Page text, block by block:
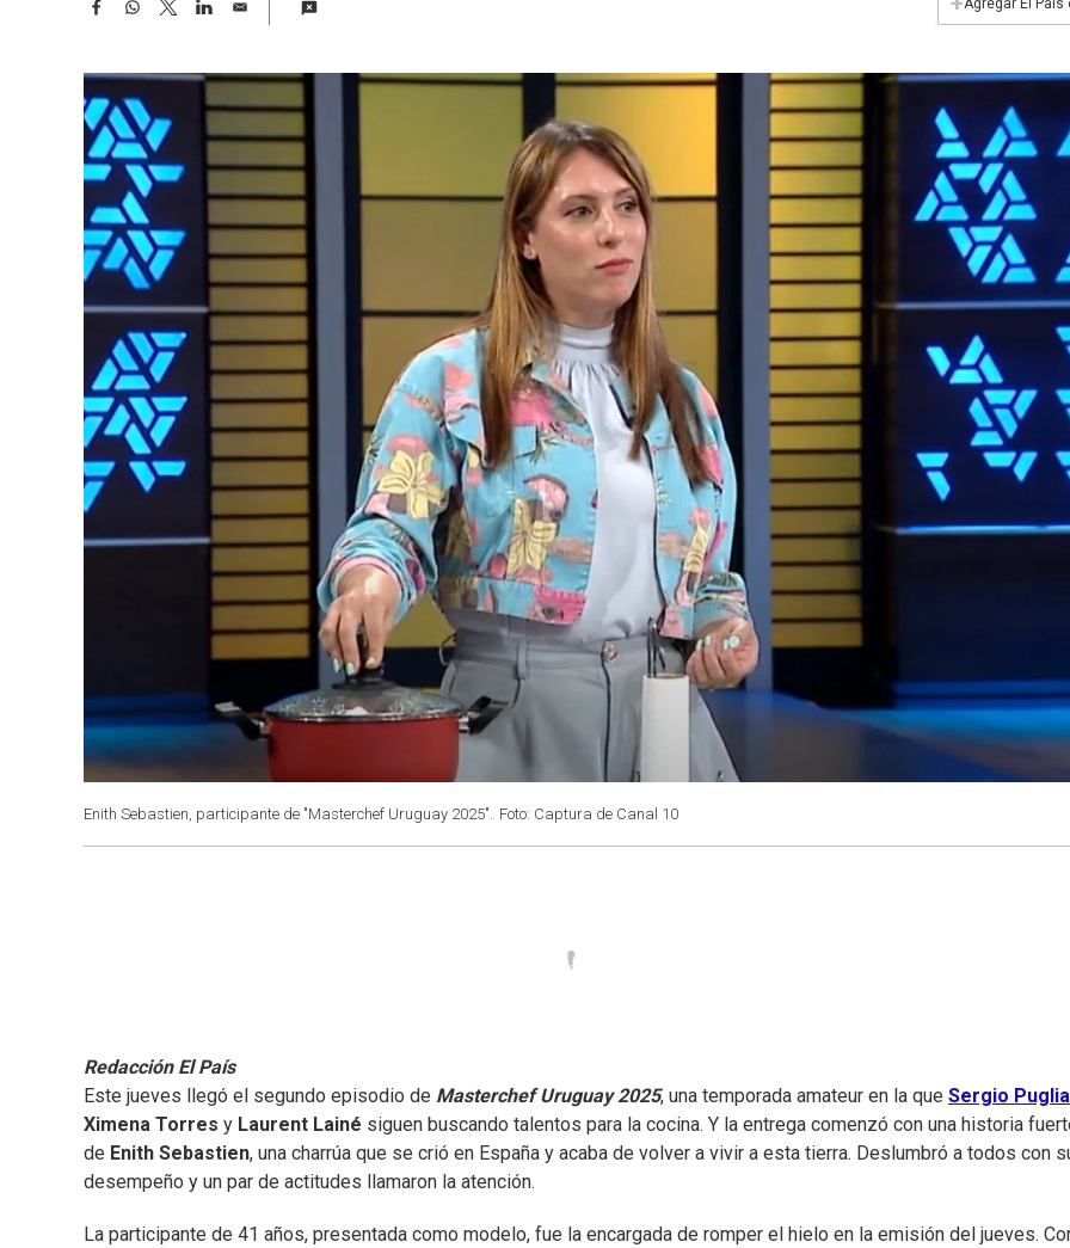
e
b
o
o
k
t
s
A
p
p
w
t
e
r
k
d
I
n
i
Agregar El País
Enith Sebastien, participante de "Masterchef Uruguay 2025". Foto: Captura de Canal 10
Redacción El País
Este jueves llegó el segundo episodio de Masterchef Uruguay 2025, una temporada amateur en la que Sergio Puglia
Ximena Torres y Laurent Lainé siguen buscando talentos para la cocina. Y la entrega comenzó con una historia
de Enith Sebastien, una charrúa que se crió en España y acaba de volver a vivir a esta tierra. Deslumbró a todos con
desempeño y un par de actitudes llamaron la atención.
La participante de 41 años, presentada como modelo, fue la encargada de romper el hielo en la emisión del jueves.